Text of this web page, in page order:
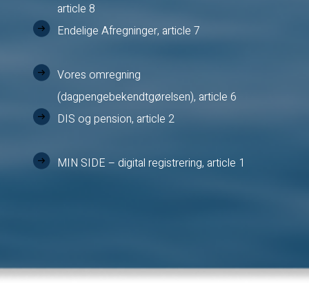
article 8
Endelige Afregninger, article 7
Vores omregning
(dagpengebekendtgørelsen), article 6
DIS og pension, article 2
MIN SIDE – digital registrering, article 1